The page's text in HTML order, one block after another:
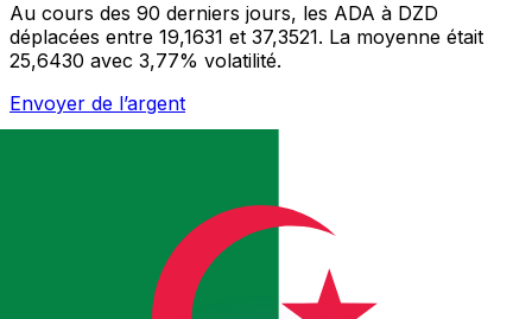
Au cours des 90 derniers jours, les ADA à DZD
déplacées entre 19,1631 et 37,3521. La moyenne était
25,6430 avec 3,77% volatilité.
Envoyer de l’argent
L'application Xe réunit toutes les fonctionnalités
nécessaires pour vos transferts d'argent internationaux
et la gestion de vos devises. Convertissez des devises,
programmez des alertes de taux et transférez de